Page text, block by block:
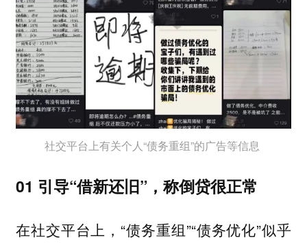
社交平台上有关个人“债务重组”的广告等信息
01 引导“借新还旧”，称倒贷很正常
在社交平台上，“债务重组”“债务优化”似乎